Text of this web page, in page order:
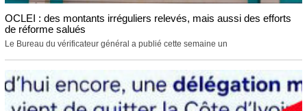
OCLEI : des montants irréguliers relevés, mais aussi des efforts
de réforme salués
Le Bureau du vérificateur général a publié cette semaine un